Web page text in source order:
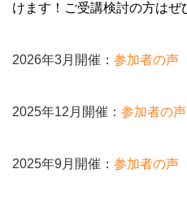
けます！ご受講検討の方はぜ
2026年3月開催： 参加者の声
2025年12月開催： 参加者の声
2025年9月開催： 参加者の声